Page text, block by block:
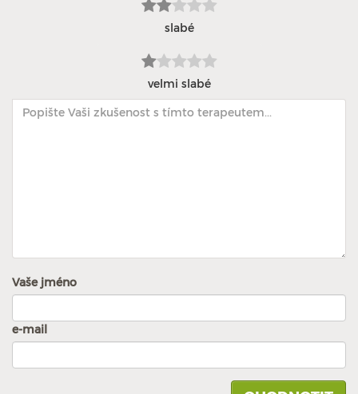
slabé
velmi slabé
Vaše jméno
e-mail